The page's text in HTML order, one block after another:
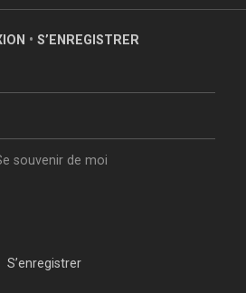
• S’ENREGISTRER
souvenir de moi
S’enregistrer